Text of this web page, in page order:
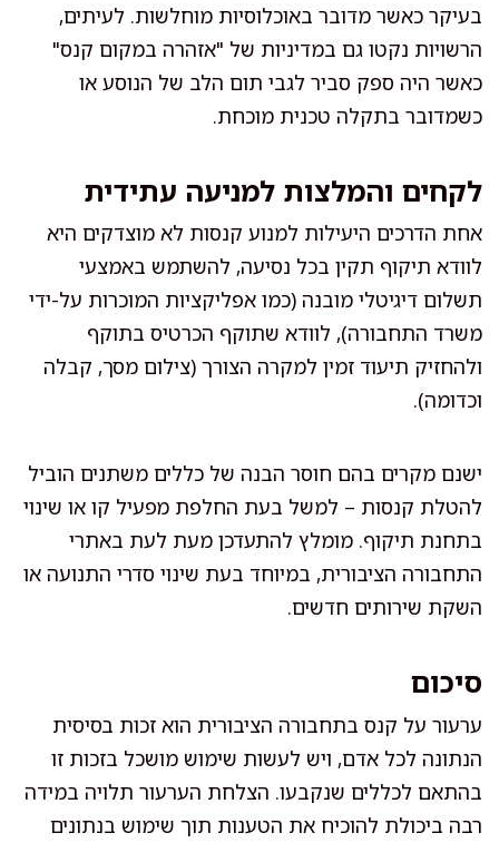
בעיקר כאשר מדובר באוכלוסיות מוחלשות. לעיתים,
הרשויות נקטו גם במדיניות של "אזהרה במקום קנס"
כאשר היה ספק סביר לגבי תום הלב של הנוסע או
כשמדובר בתקלה טכנית מוכחת.
לקחים והמלצות למניעה עתידית
אחת הדרכים היעילות למנוע קנסות לא מוצדקים היא
לוודא תיקוף תקין בכל נסיעה, להשתמש באמצעי
תשלום דיגיטלי מובנה (כמו אפליקציות המוכרות על-ידי
משרד התחבורה), לוודא שתוקף הכרטיס בתוקף
ולהחזיק תיעוד זמין למקרה הצורך (צילום מסך, קבלה
וכדומה).
ישנם מקרים בהם חוסר הבנה של כללים משתנים הוביל
להטלת קנסות – למשל בעת החלפת מפעיל קו או שינוי
בתחנת תיקוף. מומלץ להתעדכן מעת לעת באתרי
התחבורה הציבורית, במיוחד בעת שינוי סדרי התנועה או
השקת שירותים חדשים.
סיכום
ערעור על קנס בתחבורה הציבורית הוא זכות בסיסית
הנתונה לכל אדם, ויש לעשות שימוש מושכל בזכות זו
בהתאם לכללים שנקבעו. הצלחת הערעור תלויה במידה
רבה ביכולת להוכיח את הטענות תוך שימוש בנתונים